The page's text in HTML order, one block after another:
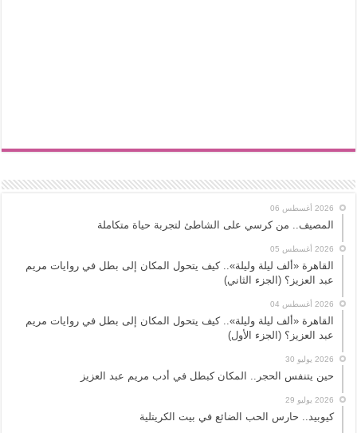
2026 أغسطس 06
المصيف.. من كرسي على الشاطئ لتجربة حياة متكاملة
2026 أغسطس 05
القاهرة «ألف ليلة وليلة».. كيف يتحول المكان إلى بطل في روايات مريم
عبد العزيز؟ (الجزء الثاني)
2026 أغسطس 04
القاهرة «ألف ليلة وليلة».. كيف يتحول المكان إلى بطل في روايات مريم
عبد العزيز؟ (الجزء الأول)
2026 يوليو 30
حين يتنفس الحجر.. المكان كبطل في أدب مريم عبد العزيز
2026 يوليو 29
كيوبيد.. حارس الحب الضائع في بيت الكريتلية